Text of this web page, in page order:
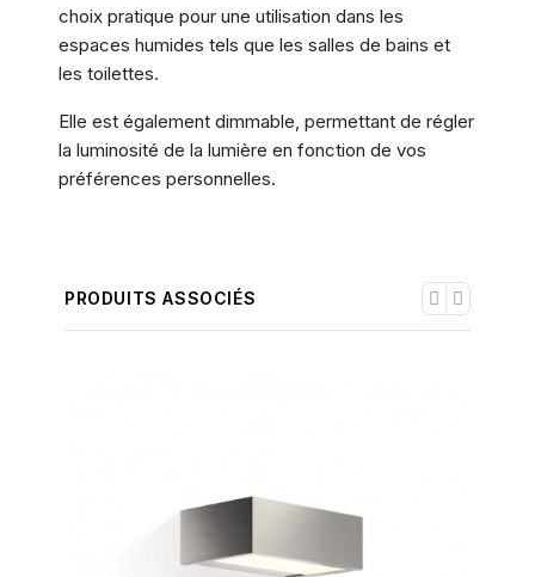
choix pratique pour une utilisation dans les
espaces humides tels que les salles de bains et
les toilettes.
Elle est également dimmable, permettant de régler
la luminosité de la lumière en fonction de vos
préférences personnelles.
PRODUITS ASSOCIÉS